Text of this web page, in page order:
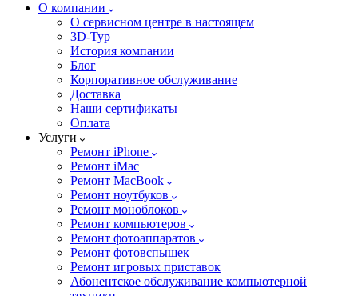
О компании
О сервисном центре в настоящем
3D-Тур
История компании
Блог
Корпоративное обслуживание
Доставка
Наши сертификаты
Оплата
Услуги
Ремонт iPhone
Ремонт iMac
Ремонт MacBook
Ремонт ноутбуков
Ремонт моноблоков
Ремонт компьютеров
Ремонт фотоаппаратов
Ремонт фотовспышек
Ремонт игровых приставок
Абонентское обслуживание компьютерной